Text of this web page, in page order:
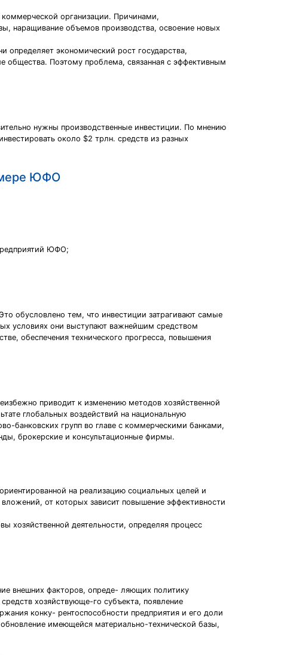
организации. Причинами,
наращивание объемов производства, освоение новых
определяет экономический рост государства,
общества. Поэтому проблема, связанная с эффективным
нужны производственные инвестиции. По мнению
около $2 трлн. средств из разных
ЮФО
ЮФО;
обусловлено тем, что инвестиции затрагивают самые
условиях они выступают важнейшим средством
обеспечения технического прогресса, повышения
приводит к изменению методов хозяйственной
глобальных воздействий на национальную
банковских групп во главе с коммерческими банками,
брокерские и консультационные фирмы.
на реализацию социальных целей и
от которых зависит повышение эффективности
хозяйственной деятельности, определяя процесс
внешних факторов, опреде- ляющих политику
хозяйствующе-го субъекта, появление
конку- рентоспособности предприятия и его доли
имеющейся материально-технической базы,